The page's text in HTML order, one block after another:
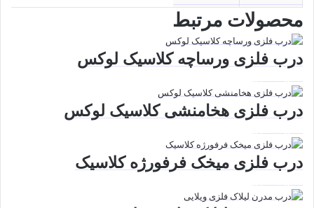
محصولات مرتبط
درب فلزی ورساچه کلاسیک لوکس
درب فلزی هخامنشی کلاسیک لوکس
درب فلزی میخک فرفورژه کلاسیک